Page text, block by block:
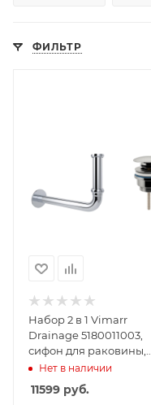
ФИЛЬТР
Набор 2 в 1 Vimarr
Drainage 5180011003,
сифон для раковины,
донный клапан
универсальный, цвет
хром
Нет в наличии
11599 руб.